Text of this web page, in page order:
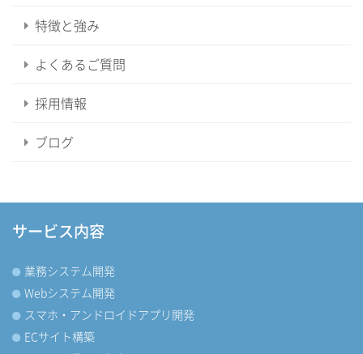
特徴と強み
よくあるご質問
採用情報
ブログ
サービス内容
業務システム開発
Webシステム開発
スマホ・アンドロイドアプリ開発
ECサイト構築